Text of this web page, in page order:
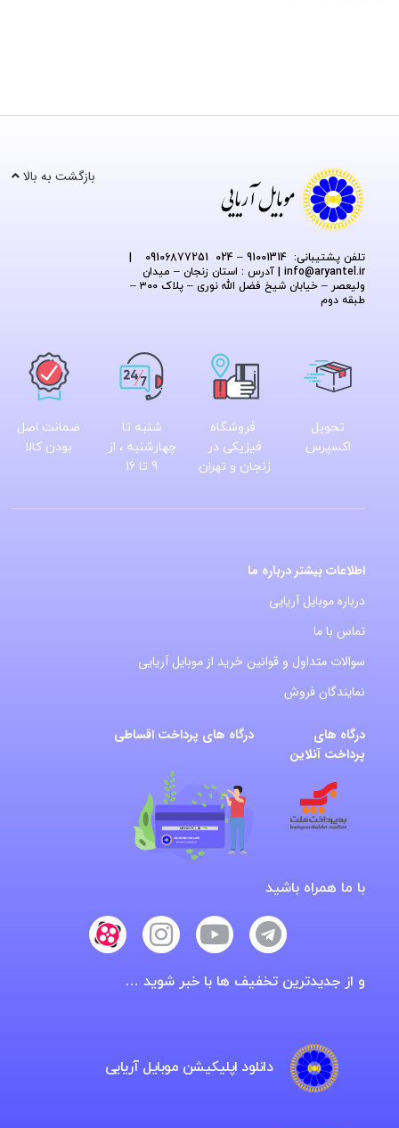
تلفن پشتیبانی: 91001314 – 024 09106877251
info@aryantel.ir
| آدرس : استان زنجان – میدان
ولیعصر – خیابان شیخ فضل الله نوری – پلاک ۳۰۰ –
طبقه دوم
بازگشت به بالا
تحویل
اکسپرس
فروشگاه
فیزیکی در
زنجان و تهران
شنبه تا
چهارشنبه ، از
9 تا 16
ضمانت اصل
بودن کالا
اطلاعات بیشتر درباره ما
درباره موبایل آریایی
تماس با ما
سوالات متداول و قوانین خرید از موبایل آریایی
نمایندگان فروش
درگاه های
پرداخت آنلاین
درگاه های پرداخت اقساطی
با ما همراه باشید
و از جدیدترین تخفیف ها با خبر شوید …
دانلود اپلیکیشن موبایل آریایی